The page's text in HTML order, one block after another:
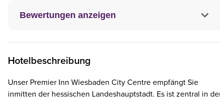
Bewertungen anzeigen
Hotelbeschreibung
Unser Premier Inn Wiesbaden City Centre empfängt Sie
inmitten der hessischen Landeshauptstadt. Es ist zentral in